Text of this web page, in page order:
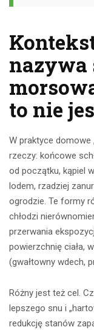
nazywa
to nie
W praktyce domowe
rzeczy: końcowe
od początku, kąpiel
lodem, rzadziej
ogrodzie. Te formy
chłodzi
przerwania
powierzchnię ciała,
(gwałtowny wdech,
Różny jest też cel.
lepszego snu i
redukcję stanów